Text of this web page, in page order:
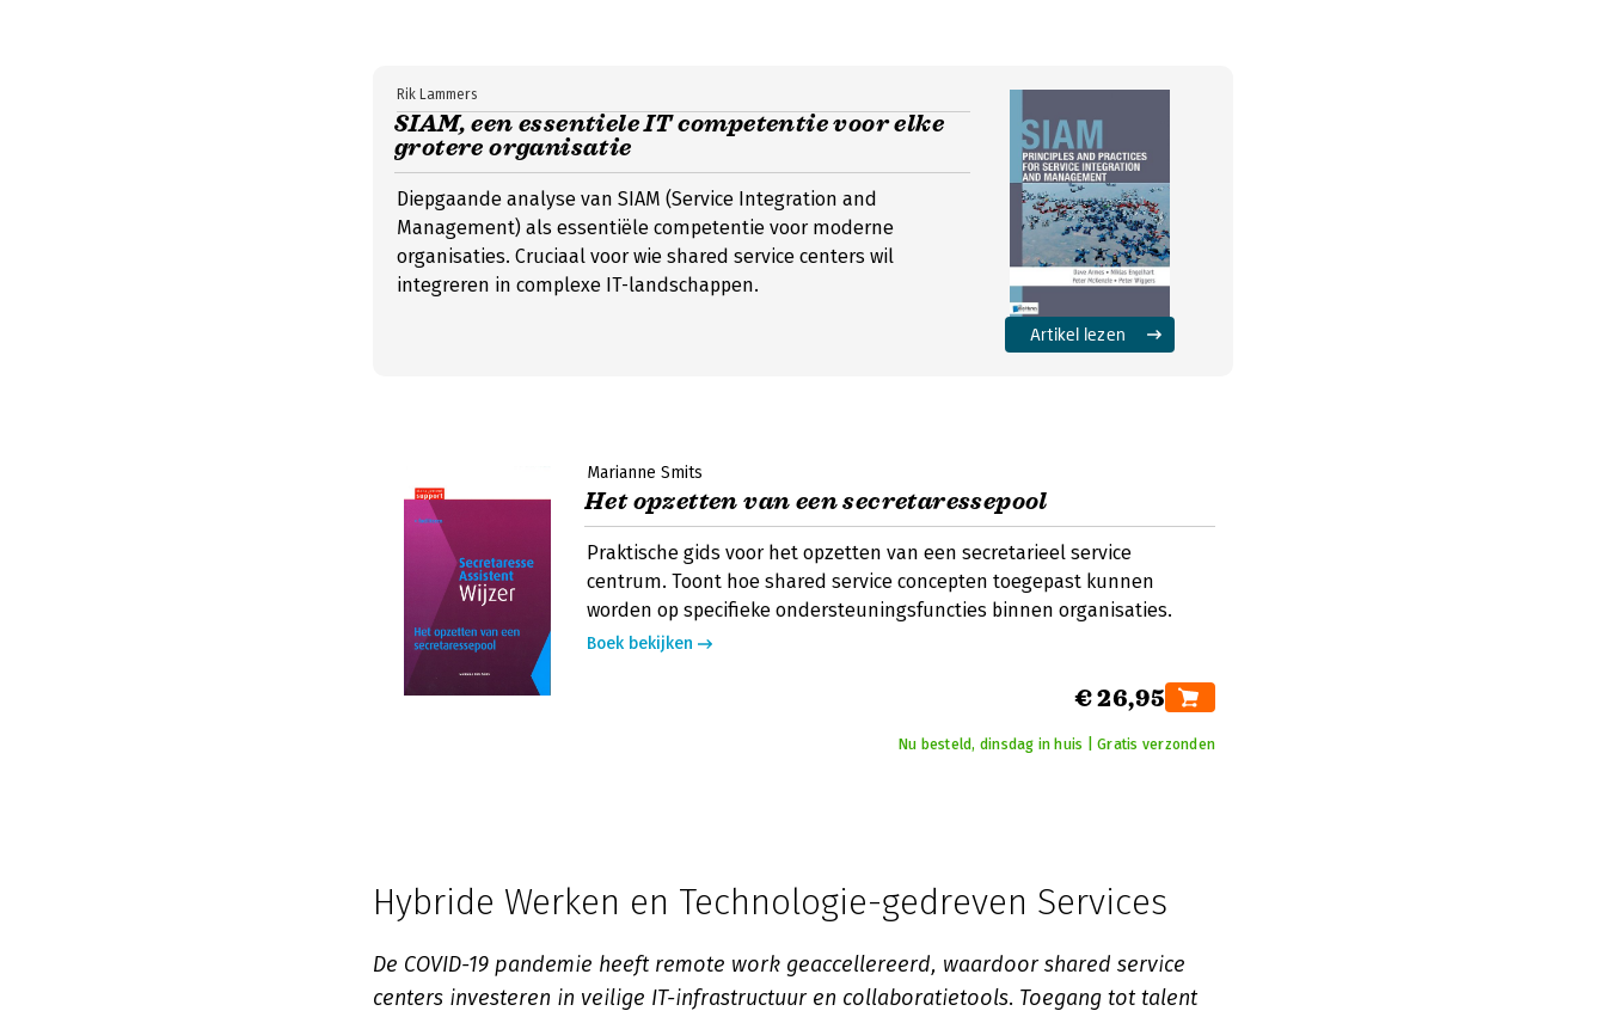
SIAM, een essentiele IT competentie voor elke
grotere organisatie
Rik Lammers
Diepgaande analyse van SIAM (Service Integration and
Management) als essentiële competentie voor moderne
organisaties. Cruciaal voor wie shared service centers wil
integreren in complexe IT-landschappen.
Artikel lezen
Marianne Smits
Het opzetten van een secretaressepool
Praktische gids voor het opzetten van een secretarieel service
centrum. Toont hoe shared service concepten toegepast kunnen
worden op specifieke ondersteuningsfuncties binnen organisaties.
Boek bekijken
€ 26,95
Nu besteld, dinsdag in huis | Gratis verzonden
Hybride Werken en Technologie-gedreven Services
De COVID-19 pandemie heeft remote work geaccellereerd, waardoor shared service
centers investeren in veilige IT-infrastructuur en collaboratietools. Toegang tot talent